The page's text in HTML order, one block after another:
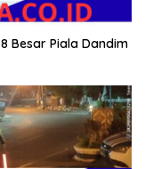
Besar Piala Dandim